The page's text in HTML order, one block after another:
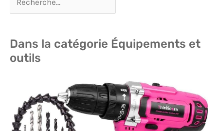
Dans la catégorie Équipements et
outils